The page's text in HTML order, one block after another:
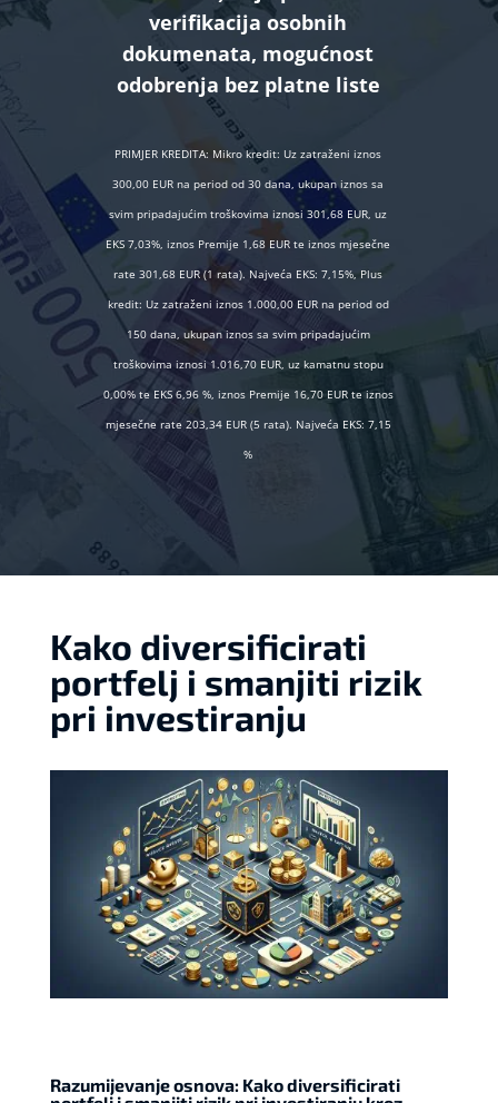
verifikacija osobnih
dokumenata, mogućnost
odobrenja bez platne liste
PRIMJER KREDITA: Mikro kredit: Uz zatraženi iznos
300,00 EUR na period od 30 dana, ukupan iznos sa
svim pripadajućim troškovima iznosi 301,68 EUR, uz
EKS 7,03%, iznos Premije 1,68 EUR te iznos mjesečne
rate 301,68 EUR (1 rata). Najveća EKS: 7,15%, Plus
kredit: Uz zatraženi iznos 1.000,00 EUR na period od
150 dana, ukupan iznos sa svim pripadajućim
troškovima iznosi 1.016,70 EUR, uz kamatnu stopu
0,00% te EKS 6,96 %, iznos Premije 16,70 EUR te iznos
mjesečne rate 203,34 EUR (5 rata). Najveća EKS: 7,15
%
Kako diversificirati
portfelj i smanjiti rizik
pri investiranju
Razumijevanje osnova: Kako diversificirati